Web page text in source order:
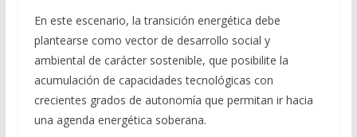
En este escenario, la transición energética debe
plantearse como vector de desarrollo social y
ambiental de carácter sostenible, que posibilite la
acumulación de capacidades tecnológicas con
crecientes grados de autonomía que permitan ir hacia
una agenda energética soberana.